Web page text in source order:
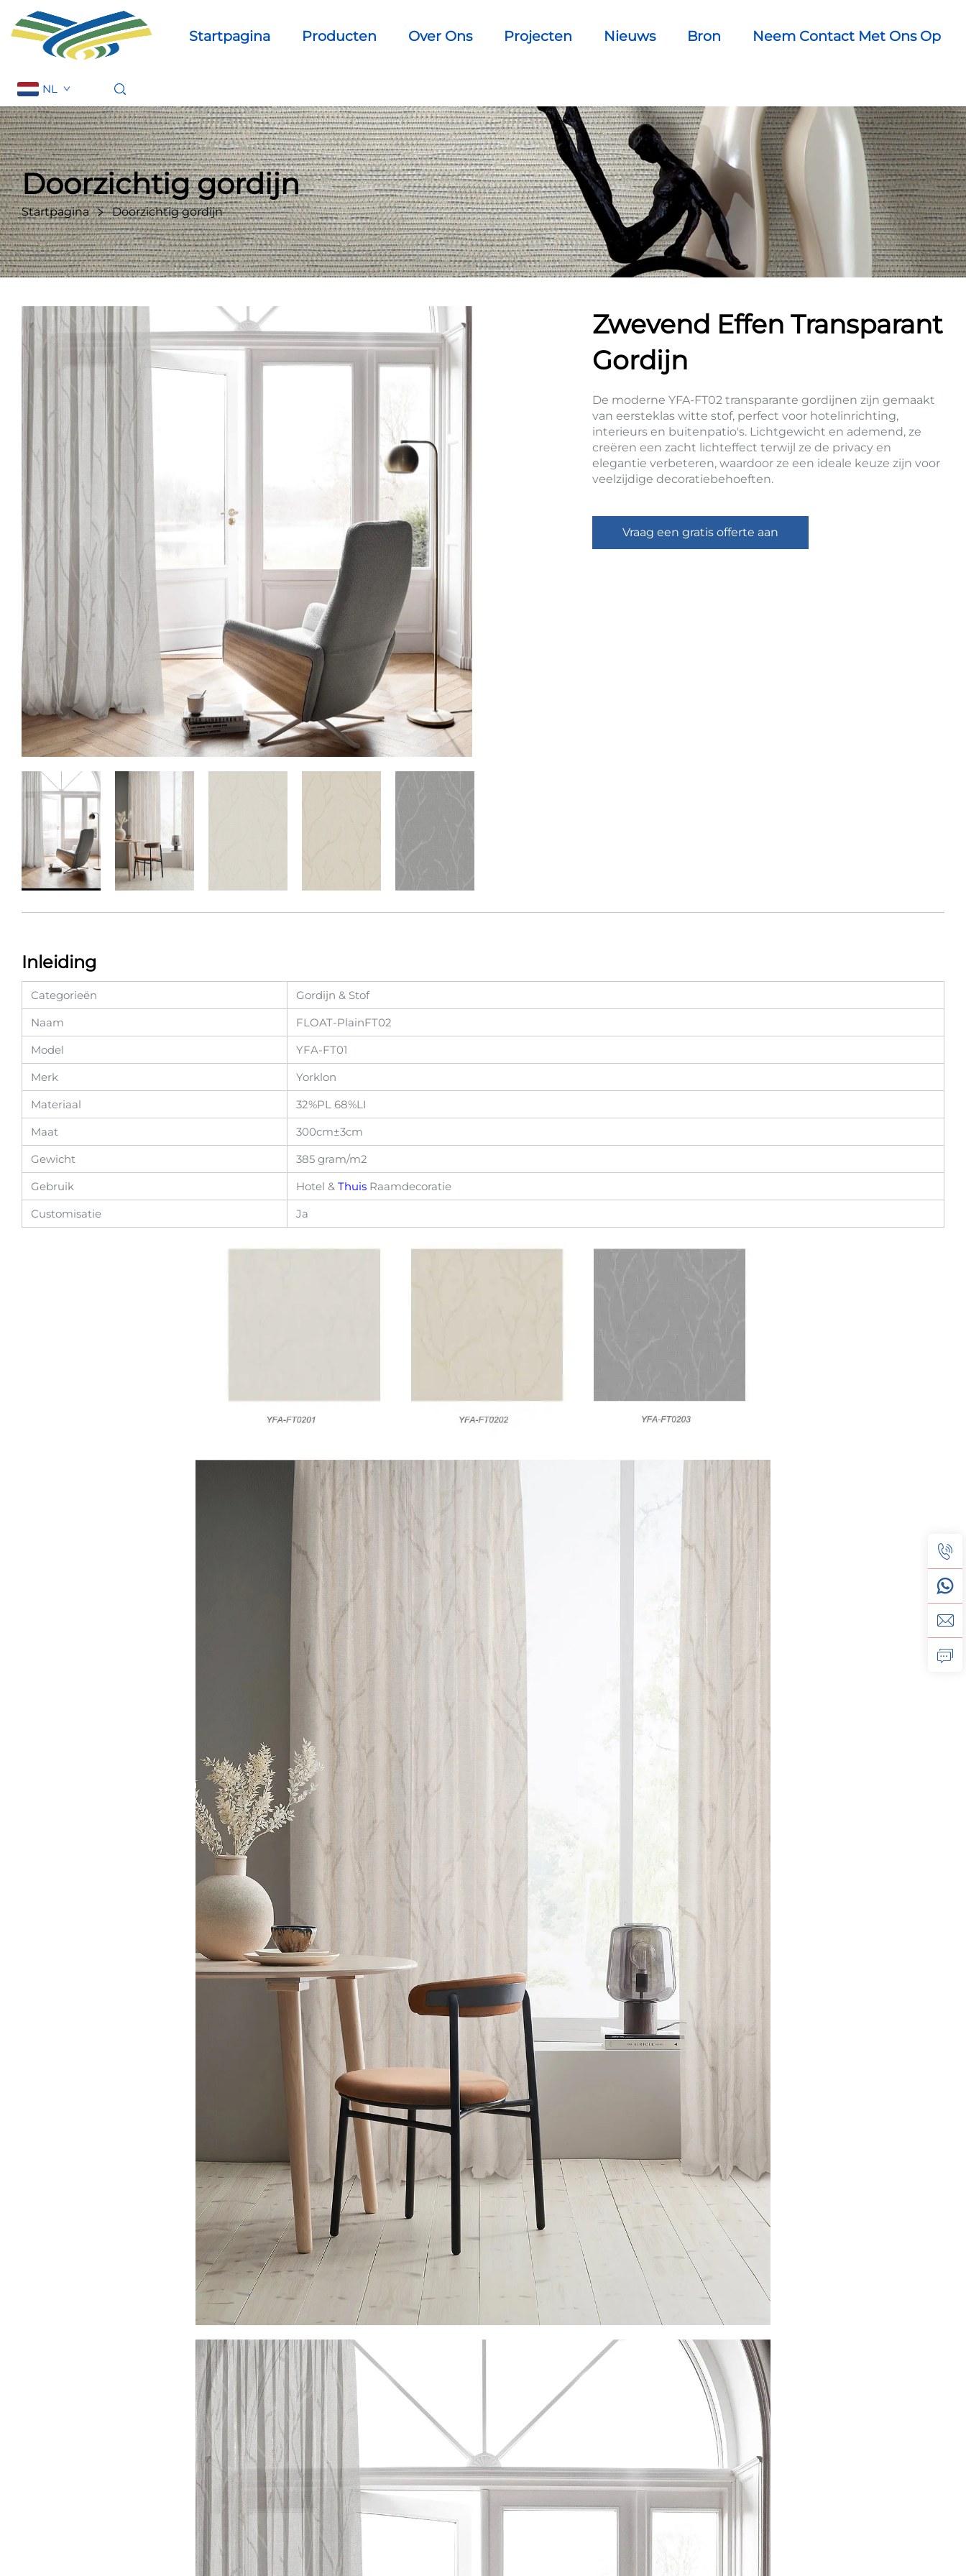
Startpagina Producten Over Ons Projecten Nieuws Bron Neem Contact Met Ons Op
NL
Doorzichtig gordijn
Startpagina Doorzichtig gordijn
Zwevend Effen Transparant
Gordijn
De moderne YFA-FT02 transparante gordijnen zijn gemaakt
van eersteklas witte stof, perfect voor hotelinrichting,
interieurs en buitenpatio's. Lichtgewicht en ademend, ze
creëren een zacht lichteffect terwijl ze de privacy en
elegantie verbeteren, waardoor ze een ideale keuze zijn voor
veelzijdige decoratiebehoeften.
Vraag een gratis offerte aan
Inleiding
Categorieën
Gordijn & Stof
Naam
FLOAT-PlainFT02
Model
YFA-FT01
Merk
Yorklon
Materiaal
32%PL 68%LI
Maat
300cm±3cm
Gewicht
385 gram/m2
Gebruik
Hotel & Thuis Raamdecoratie
Customisatie
Ja